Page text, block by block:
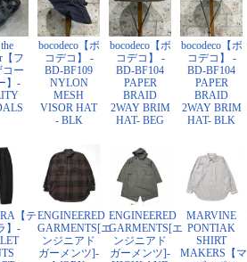
【フ
コー
】-
bocodeco【ボ
コデコ】 -
BD-BF109
NYLON
MESH
VISOR HAT
- BLK
bocodeco【ボ
コデコ】 -
BD-BF104
PAPER
BRAID
2WAY BRIM
HAT- BEG
bocodeco【ボ
コデコ】 -
BD-BF104
PAPER
BRAID
2WAY BRIM
HAT- BLK
【テ
】-
ENGINEERED
GARMENTS[エ
ンジニアド
ガーメンツ]-
ENGINEERED
GARMENTS[エ
ンジニアド
ガーメンツ]-
MARVINE
PONTIAK
SHIRT
MAKERS【マ